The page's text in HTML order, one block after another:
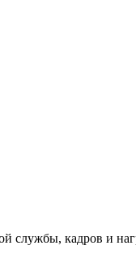
службы, кадров и